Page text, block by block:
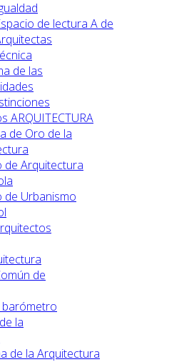
de lectura A de
de las
ARQUITECTURA
de Oro de la
de Arquitectura
de Urbanismo
de
barómetro
la
de la Arquitectura